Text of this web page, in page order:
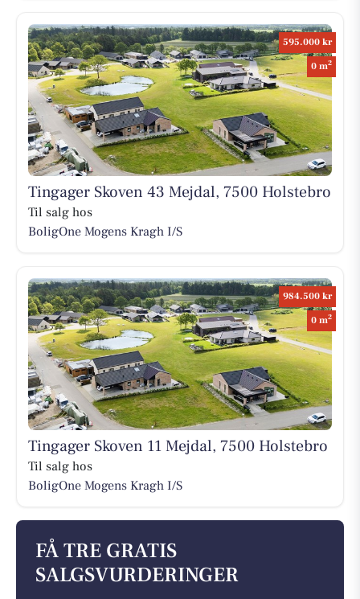
595.000 kr
0 m2
Tingager Skoven 43 Mejdal, 7500 Holstebro
Til salg hos
BoligOne Mogens Kragh I/S
984.500 kr
0 m2
Tingager Skoven 11 Mejdal, 7500 Holstebro
Til salg hos
BoligOne Mogens Kragh I/S
FÅ TRE GRATIS
SALGSVURDERINGER